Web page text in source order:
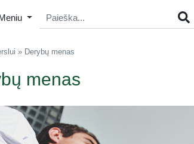
Derybų menas
menas